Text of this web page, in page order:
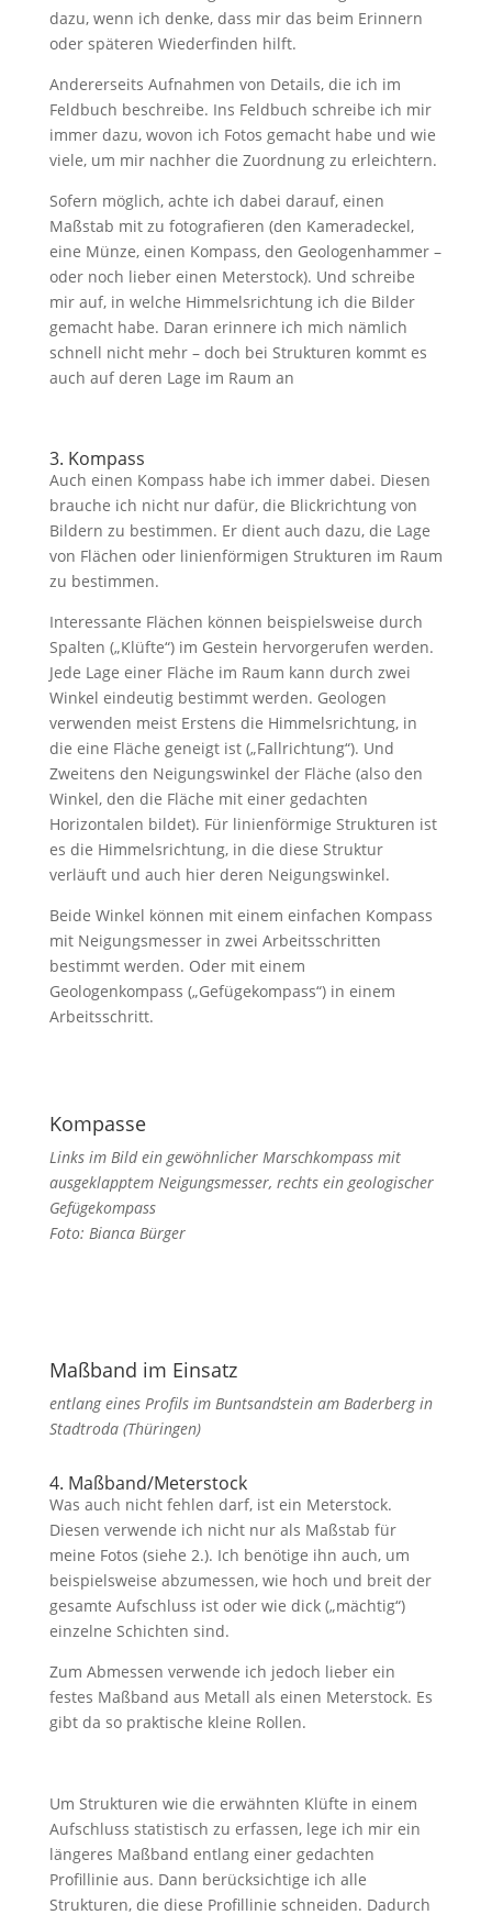
dazu, wenn ich denke, dass mir das beim Erinnern
oder späteren Wiederfinden hilft.
Andererseits Aufnahmen von Details, die ich im
Feldbuch beschreibe. Ins Feldbuch schreibe ich mir
immer dazu, wovon ich Fotos gemacht habe und wie
viele, um mir nachher die Zuordnung zu erleichtern.
Sofern möglich, achte ich dabei darauf, einen
Maßstab mit zu fotografieren (den Kameradeckel,
eine Münze, einen Kompass, den Geologenhammer –
oder noch lieber einen Meterstock). Und schreibe
mir auf, in welche Himmelsrichtung ich die Bilder
gemacht habe. Daran erinnere ich mich nämlich
schnell nicht mehr – doch bei Strukturen kommt es
auch auf deren Lage im Raum an
3. Kompass
Auch einen Kompass habe ich immer dabei. Diesen
brauche ich nicht nur dafür, die Blickrichtung von
Bildern zu bestimmen. Er dient auch dazu, die Lage
von Flächen oder linienförmigen Strukturen im Raum
zu bestimmen.
Interessante Flächen können beispielsweise durch
Spalten („Klüfte“) im Gestein hervorgerufen werden.
Jede Lage einer Fläche im Raum kann durch zwei
Winkel eindeutig bestimmt werden. Geologen
verwenden meist Erstens die Himmelsrichtung, in
die eine Fläche geneigt ist („Fallrichtung“). Und
Zweitens den Neigungswinkel der Fläche (also den
Winkel, den die Fläche mit einer gedachten
Horizontalen bildet). Für linienförmige Strukturen ist
es die Himmelsrichtung, in die diese Struktur
verläuft und auch hier deren Neigungswinkel.
Beide Winkel können mit einem einfachen Kompass
mit Neigungsmesser in zwei Arbeitsschritten
bestimmt werden. Oder mit einem
Geologenkompass („Gefügekompass“) in einem
Arbeitsschritt.
Kompasse
Links im Bild ein gewöhnlicher Marschkompass mit
ausgeklapptem Neigungsmesser, rechts ein geologischer
Gefügekompass
Foto: Bianca Bürger
Maßband im Einsatz
entlang eines Profils im Buntsandstein am Baderberg in
Stadtroda (Thüringen)
4. Maßband/Meterstock
Was auch nicht fehlen darf, ist ein Meterstock.
Diesen verwende ich nicht nur als Maßstab für
meine Fotos (siehe 2.). Ich benötige ihn auch, um
beispielsweise abzumessen, wie hoch und breit der
gesamte Aufschluss ist oder wie dick („mächtig“)
einzelne Schichten sind.
Zum Abmessen verwende ich jedoch lieber ein
festes Maßband aus Metall als einen Meterstock. Es
gibt da so praktische kleine Rollen.
Um Strukturen wie die erwähnten Klüfte in einem
Aufschluss statistisch zu erfassen, lege ich mir ein
längeres Maßband entlang einer gedachten
Profillinie aus. Dann berücksichtige ich alle
Strukturen, die diese Profillinie schneiden. Dadurch